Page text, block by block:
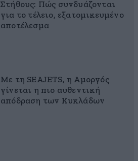
Στήθους: Πώς συνδυάζονται
για το τέλειο, εξατομικευμένο
αποτέλεσμα
Με τη SEAJETS, η Αμοργός
γίνεται η πιο αυθεντική
απόδραση των Κυκλάδων